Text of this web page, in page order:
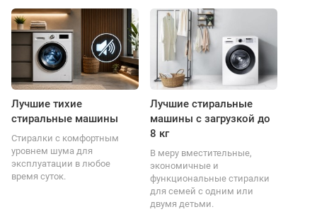
Лучшие тихие
стиральные машины
Стиралки с комфортным
уровнем шума для
эксплуатации в любое
время суток.
Лучшие стиральные
машины с загрузкой до
8 кг
В меру вместительные,
экономичные и
функциональные стиралки
для семей с одним или
двумя детьми.